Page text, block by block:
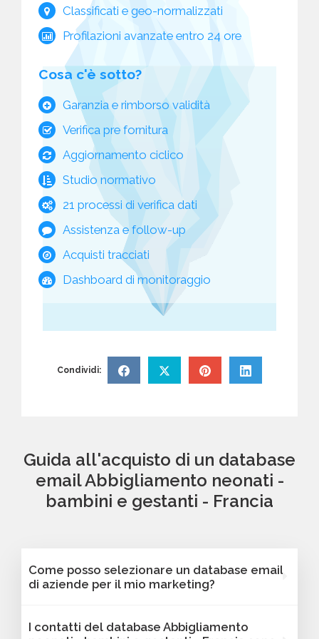
Classificati e geo-normalizzati
Profilazioni avanzate entro 24 ore
Cosa c'è sotto?
Garanzia e rimborso validità
Verifica pre fornitura
Aggiornamento ciclico
Studio normativo
21 processi di verifica dati
Assistenza e follow-up
Acquisti tracciati
Dashboard di monitoraggio
Condividi:
Guida all'acquisto di un database
email Abbigliamento neonati -
bambini e gestanti - Francia
Come posso selezionare un database email
di aziende per il mio marketing?
nostra piattaforma Bancomail. Troverai
I contatti del database Abbigliamento